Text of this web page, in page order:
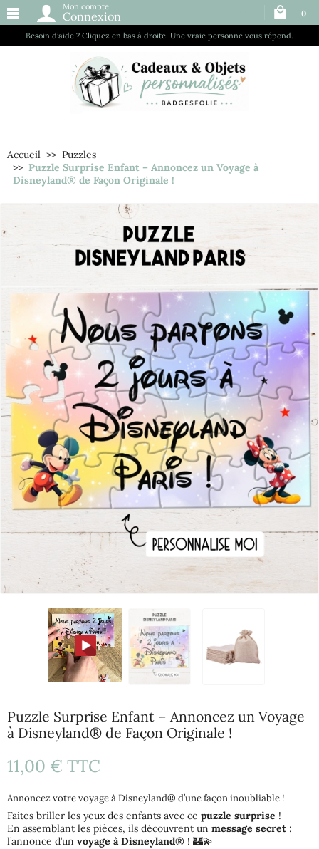
Besoin d’aide ? Cliquez en bas à droite. Une vraie personne vous répond.
Mon compte
Connexion 0
Accueil
Puzzles
Puzzle Surprise Enfant – Annoncez un Voyage à
Disneyland® de Façon Originale !
Puzzle Surprise Enfant – Annoncez un Voyage
à Disneyland® de Façon Originale !
11,00 € TTC
Annoncez votre voyage à Disneyland® d’une façon inoubliable !
Faites briller les yeux des enfants avec ce puzzle surprise !
En assemblant les pièces, ils découvrent un message secret :
l’annonce d’un voyage à Disneyland® ! 🏰💫